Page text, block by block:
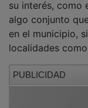
algo conjunto
en el municipio,
localidades